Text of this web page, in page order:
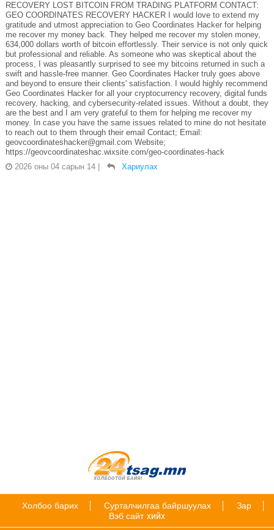
RECOVERY LOST BITCOIN FROM TRADING PLATFORM CONTACT:
GEO COORDINATES RECOVERY HACKER I would love to extend my
gratitude and utmost appreciation to Geo Coordinates Hacker for helping
me recover my money back. They helped me recover my stolen money,
634,000 dollars worth of bitcoin effortlessly. Their service is not only quick
but professional and reliable. As someone who was skeptical about the
process, I was pleasantly surprised to see my bitcoins returned in such a
swift and hassle-free manner. Geo Coordinates Hacker truly goes above
and beyond to ensure their clients' satisfaction. I would highly recommend
Geo Coordinates Hacker for all your cryptocurrency recovery, digital funds
recovery, hacking, and cybersecurity-related issues. Without a doubt, they
are the best and I am very grateful to them for helping me recover my
money. In case you have the same issues related to mine do not hesitate
to reach out to them through their email Contact; Email:
geovcoordinateshacker@gmail.com Website;
https://geovcoordinateshac.wixsite.com/geo-coordinates-hack
2026 оны 04 сарын 14
Хариулах
Холбоо барих Сурталчилгаа байршуулах
Зар
Вэб сайт хийх